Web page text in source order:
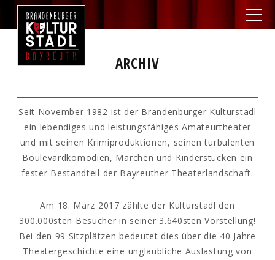
ARCHIV
Seit November 1982 ist der Brandenburger Kulturstadl
ein lebendiges und leistungsfähiges Amateurtheater
und mit seinen Krimiproduktionen, seinen turbulenten
Boulevardkomödien, Märchen und Kinderstücken ein
fester Bestandteil der Bayreuther Theaterlandschaft.
Am 18. März 2017 zählte der Kulturstadl den
300.000sten Besucher in seiner 3.640sten Vorstellung!
Bei den 99 Sitzplätzen bedeutet dies über die 40 Jahre
Theatergeschichte eine unglaubliche Auslastung von